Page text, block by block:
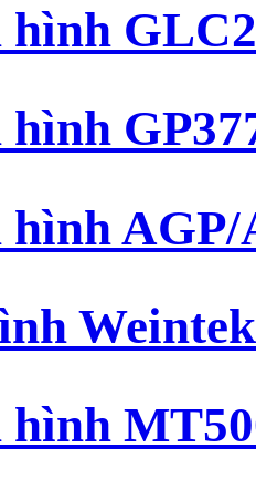
hình
hình AGP/